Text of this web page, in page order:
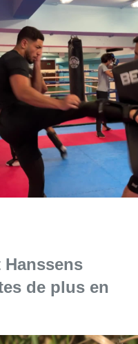
Hanssens
de plus en